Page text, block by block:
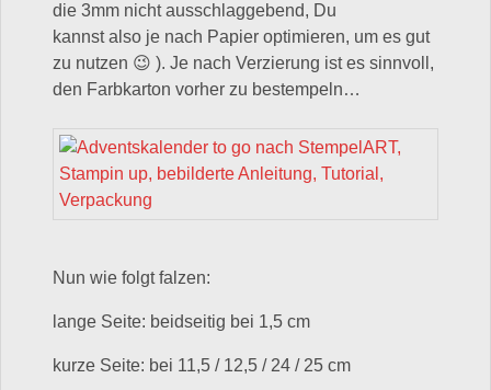
die 3mm nicht ausschlaggebend, Du
kannst also je nach Papier optimieren, um es gut
zu nutzen 😉 ). Je nach Verzierung ist es sinnvoll,
den Farbkarton vorher zu bestempeln…
Nun wie folgt falzen:
lange Seite: beidseitig bei 1,5 cm
kurze Seite: bei 11,5 / 12,5 / 24 / 25 cm